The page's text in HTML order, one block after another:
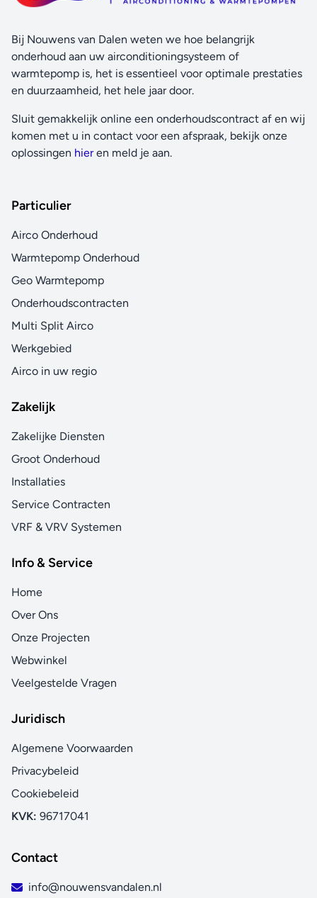
Bij Nouwens van Dalen weten we hoe belangrijk
onderhoud aan uw airconditioningsysteem of
warmtepomp is, het is essentieel voor optimale prestaties
en duurzaamheid, het hele jaar door.
Sluit gemakkelijk online een onderhoudscontract af en wij
komen met u in contact voor een afspraak, bekijk onze
oplossingen hieren meld je aan.
Particulier
Airco Onderhoud
Warmtepomp Onderhoud
Geo Warmtepomp
Onderhoudscontracten
Multi Split Airco
Werkgebied
Airco in uw regio
Zakelijk
Zakelijke Diensten
Groot Onderhoud
Installaties
Service Contracten
VRF & VRV Systemen
Info & Service
Home
Over Ons
Onze Projecten
Webwinkel
Veelgestelde Vragen
Juridisch
Algemene Voorwaarden
Privacybeleid
Cookiebeleid
KVK: 96717041
Contact
info@nouwensvandalen.nl